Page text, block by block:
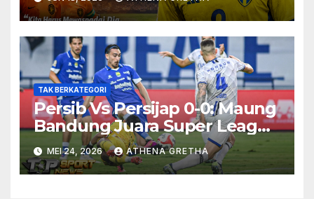
TAK BERKATEGORI
Persib Vs Persijap 0-0: Maung
Bandung Juara Super League
2025-2026
MEI 24, 2026 ATHENA GRETHA